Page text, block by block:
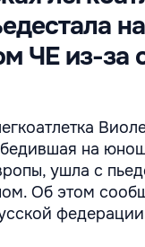
на
ЧЕ из-за
на
ушла с
Об этом
федерации